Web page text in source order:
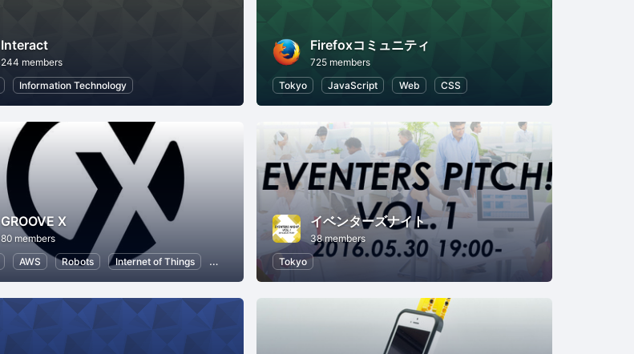
Interact
244 members
Information Technology
Firefoxコミュニティ
725 members
Tokyo
JavaScript Web CSS
GROOVE X
80 members
AWS Robots Internet of Things C++ Python
イベンターズナイト
38 members
Tokyo